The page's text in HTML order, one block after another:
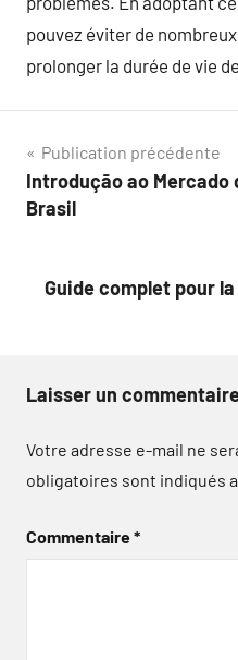
pouvez éviter de
prolonger la durée de vie
Navigation
de
Publication précédente
Introdução ao Mercado
Brasil
Guide complet pour
Laisser un
Votre adresse e-mail ne
obligatoires sont indiqués
Commentaire*